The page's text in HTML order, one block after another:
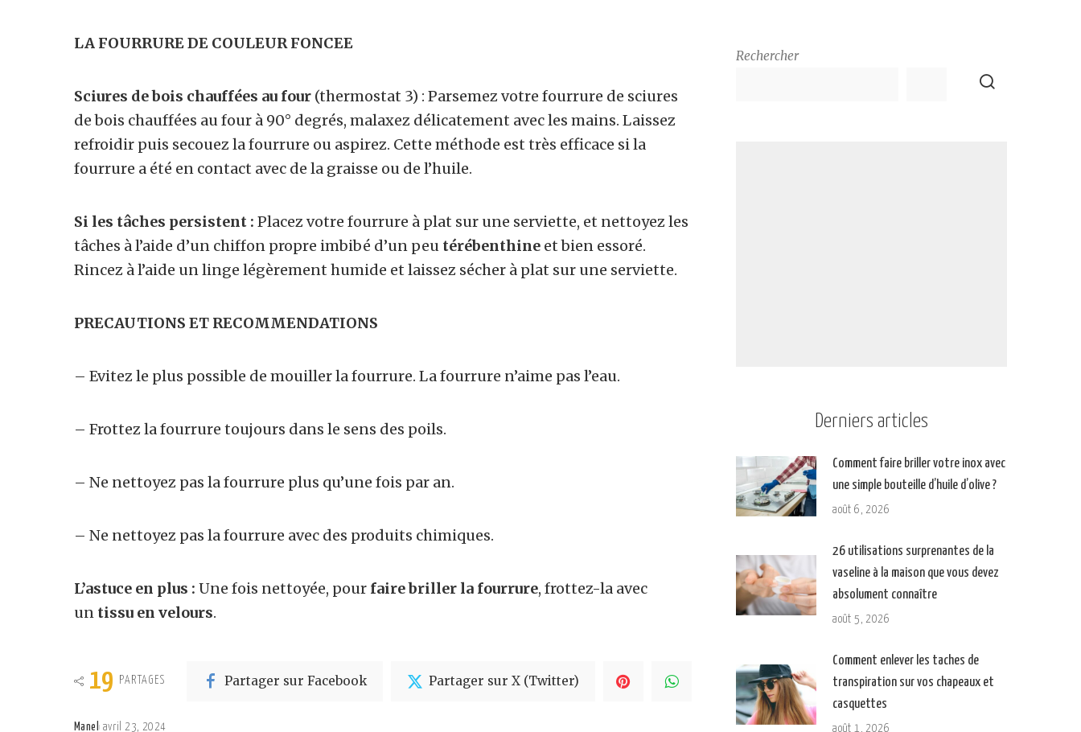
LA FOURRURE DE COULEUR FONCEE
Sciures de bois chauffées au four (thermostat 3) : Parsemez votre fourrure de sciures
de bois chauffées au four à 90° degrés, malaxez délicatement avec les mains. Laissez
refroidir puis secouez la fourrure ou aspirez. Cette méthode est très efficace si la
fourrure a été en contact avec de la graisse ou de l’huile.
Si les tâches persistent : Placez votre fourrure à plat sur une serviette, et nettoyez les
tâches à l’aide d’un chiffon propre imbibé d’un peu térébenthine et bien essoré.
Rincez à l’aide un linge légèrement humide et laissez sécher à plat sur une serviette.
PRECAUTIONS ET RECOMMENDATIONS
– Evitez le plus possible de mouiller la fourrure. La fourrure n’aime pas l’eau.
– Frottez la fourrure toujours dans le sens des poils.
– Ne nettoyez pas la fourrure plus qu’une fois par an.
– Ne nettoyez pas la fourrure avec des produits chimiques.
L’astuce en plus : Une fois nettoyée, pour faire briller la fourrure, frottez-la avec
un tissu en velours.
19 PARTAGES Partager sur Facebook Partager sur X (Twitter)
Manel avril 23, 2024
Rechercher
Derniers articles
Comment faire briller votre inox avec
une simple bouteille d’huile d’olive ?
août 6, 2026
26 utilisations surprenantes de la
vaseline à la maison que vous devez
absolument connaître
août 5, 2026
Comment enlever les taches de
transpiration sur vos chapeaux et
casquettes
août 1, 2026